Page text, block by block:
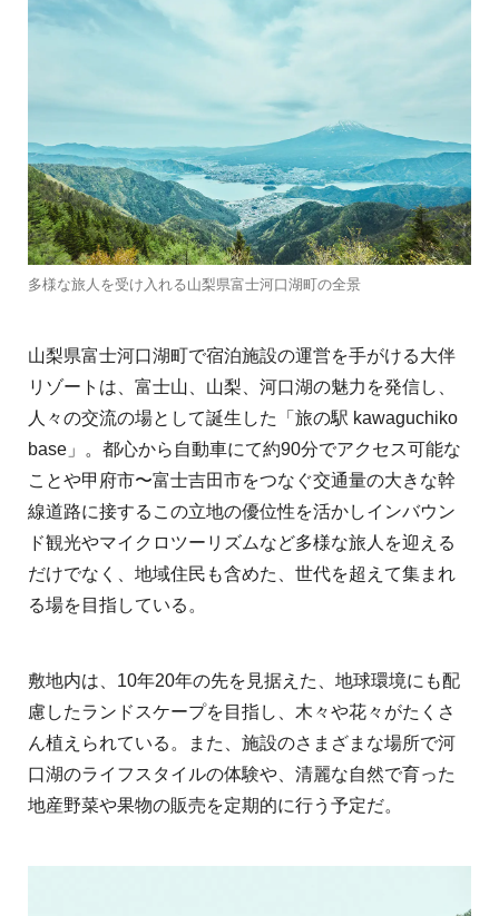
多様な旅人を受け入れる山梨県富士河口湖町の全景
山梨県富士河口湖町で宿泊施設の運営を手がける大伴
リゾートは、富士山、山梨、河口湖の魅力を発信し、
人々の交流の場として誕生した「旅の駅 kawaguchiko
base」。都心から自動車にて約90分でアクセス可能な
ことや甲府市〜富士吉田市をつなぐ交通量の大きな幹
線道路に接するこの立地の優位性を活かしインバウン
ド観光やマイクロツーリズムなど多様な旅人を迎える
だけでなく、地域住民も含めた、世代を超えて集まれ
る場を目指している。
敷地内は、10年20年の先を見据えた、地球環境にも配
慮したランドスケープを目指し、木々や花々がたくさ
ん植えられている。また、施設のさまざまな場所で河
口湖のライフスタイルの体験や、清麗な自然で育った
地産野菜や果物の販売を定期的に行う予定だ。